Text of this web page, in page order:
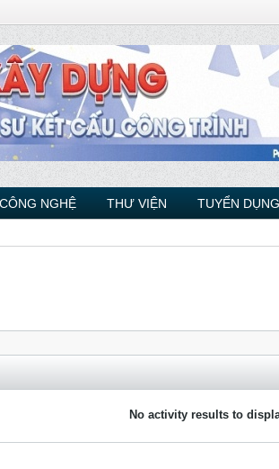
NGHỆ THƯ VIỆN TUYỂN
No activity results to